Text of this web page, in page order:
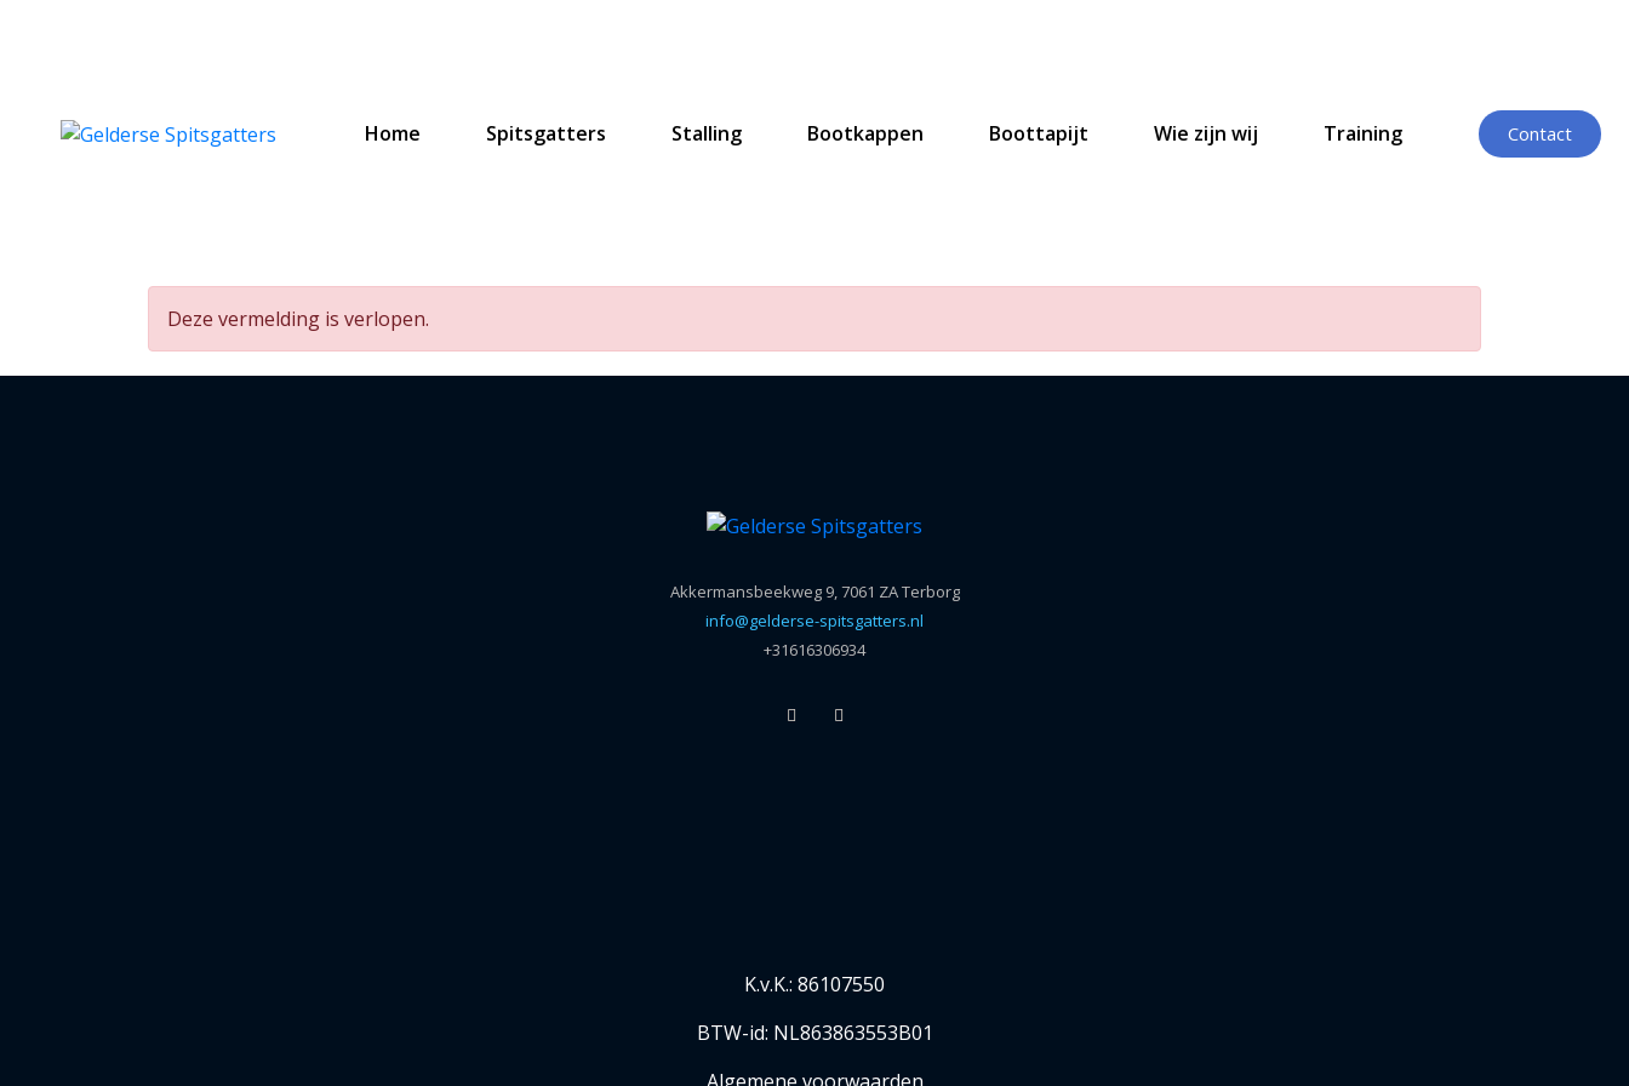
Home Spitsgatters Stalling Bootkappen Boottapijt Wie zijn wij Training Contact
Deze vermelding is verlopen.
Akkermansbeekweg 9, 7061 ZA Terborg
info@gelderse-spitsgatters.nl
+31616306934
K.v.K.: 86107550
BTW-id: NL863863553B01